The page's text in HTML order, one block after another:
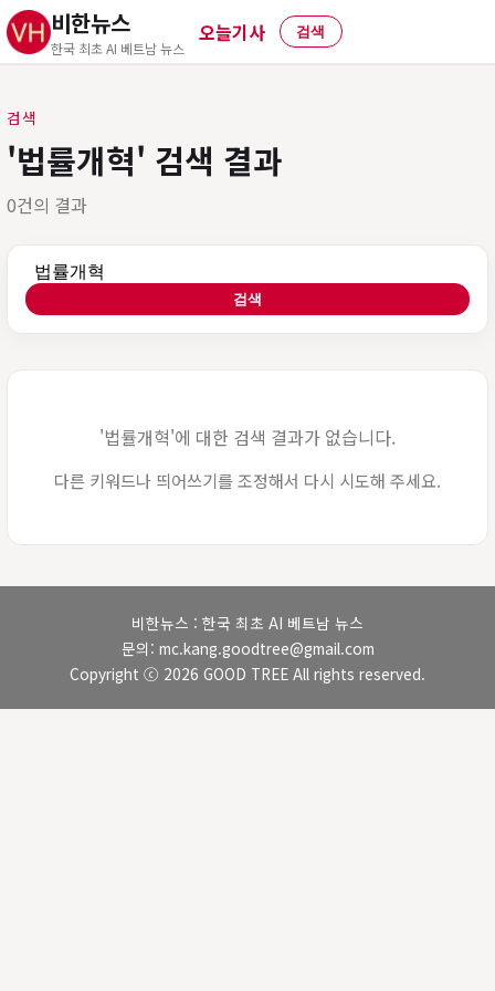
비한뉴스
한국 최초 AI 베트남 뉴스
오늘기사 검색
검색
'법률개혁' 검색 결과
0건의 결과
검색어
검색
'법률개혁'에 대한 검색 결과가 없습니다.
다른 키워드나 띄어쓰기를 조정해서 다시 시도해 주세요.
비한뉴스 : 한국 최초 AI 베트남 뉴스
문의: mc.kang.goodtree@gmail.com
Copyright ⓒ 2026 GOOD TREE All rights reserved.